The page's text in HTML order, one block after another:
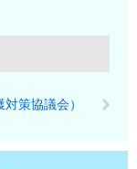
策協議会）